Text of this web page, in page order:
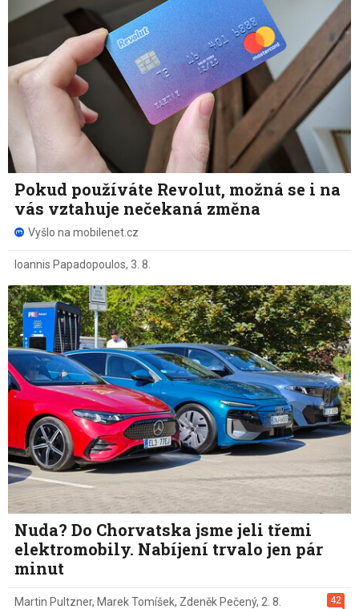
Pokud používáte Revolut, možná se i na
vás vztahuje nečekaná změna
Vyšlo na mobilenet.cz
Ioannis Papadopoulos, 3. 8.
Nuda? Do Chorvatska jsme jeli třemi
elektromobily. Nabíjení trvalo jen pár
minut
42
Martin Pultzner, Marek Tomíšek, Zdeněk Pečený, 2. 8.